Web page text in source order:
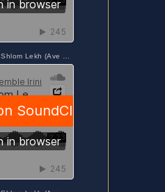
Shlom Lekh (Ave Maria Syriaque En Araméen) - Ensemble Irini - Maria Nostra